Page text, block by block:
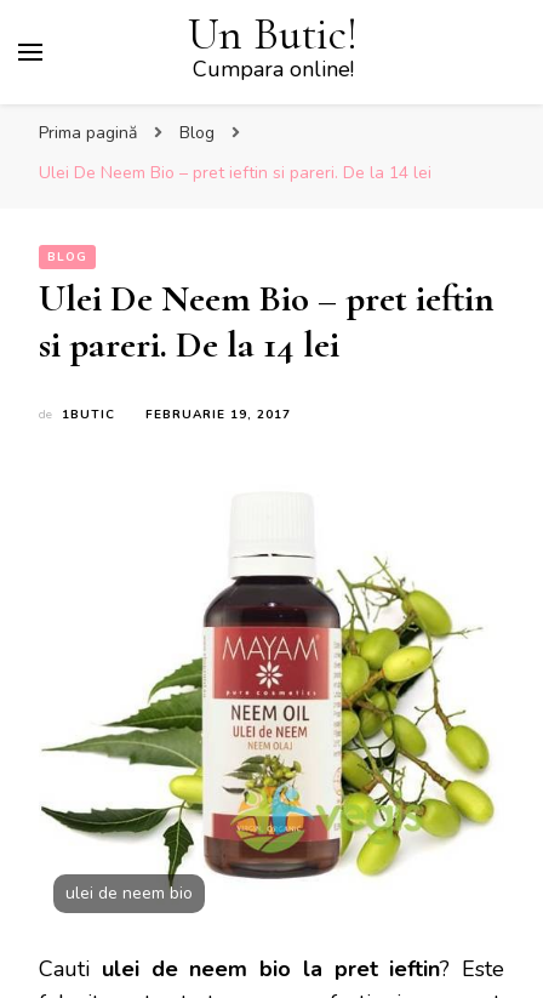
Un Butic!
Cumpara online!
Prima pagină
Blog
Ulei De Neem Bio – pret ieftin si pareri. De la 14 lei
BLOG
Ulei De Neem Bio – pret ieftin
si pareri. De la 14 lei
de 1BUTIC FEBRUARIE 19, 2017
ulei de neem bio
Cauti ulei de neem bio la pret ieftin? Este